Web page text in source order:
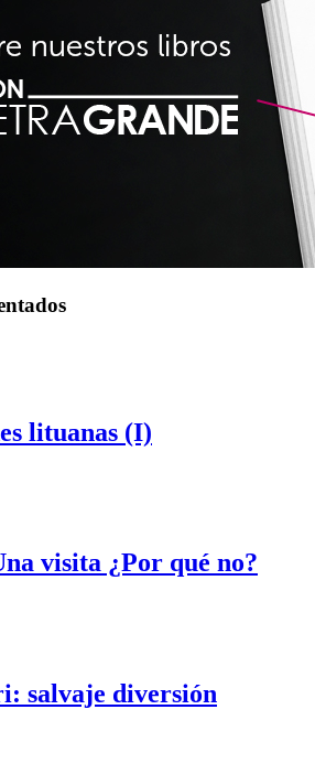
lituanas (I)
visita ¿Por qué no?
salvaje diversión